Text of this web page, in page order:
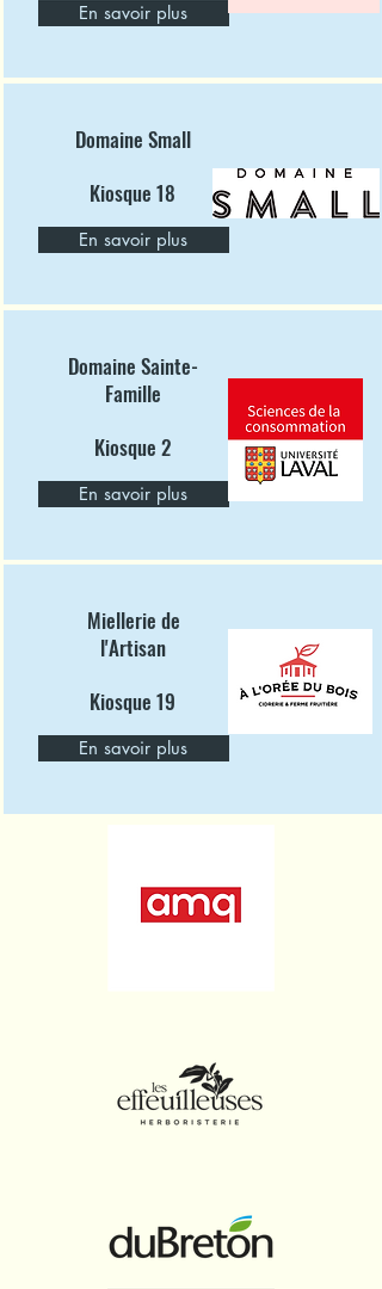
En savoir plus
Domaine Small
Kiosque 18
En savoir plus
Domaine Sainte-
Famille
Kiosque 2
En savoir plus
Miellerie de
l'Artisan
Kiosque 19
En savoir plus